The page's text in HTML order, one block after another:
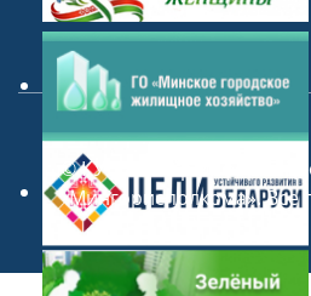
©КУП «Центр
Мингорисполкома». Все